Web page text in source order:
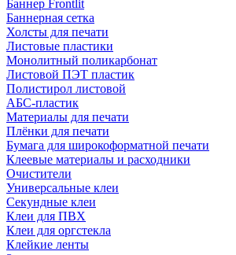
Баннер Frontlit
Баннерная сетка
Холсты для печати
Листовые пластики
Монолитный поликарбонат
Листовой ПЭТ пластик
Полистирол листовой
АБС-пластик
Материалы для печати
Плёнки для печати
Бумага для широкоформатной печати
Клеевые материалы и расходники
Очистители
Универсальные клеи
Секундные клеи
Клеи для ПВХ
Клеи для оргстекла
Клейкие ленты